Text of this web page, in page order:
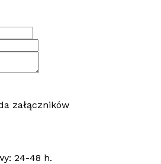
załączników
24-48 h.